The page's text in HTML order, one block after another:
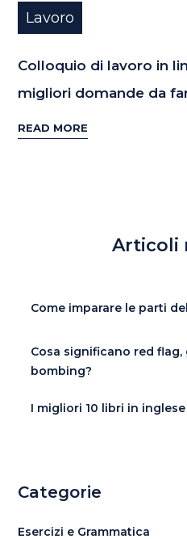
Lavoro
Colloquio di lavoro in
migliori domande da
READ MORE
Articoli
Come imparare le parti
Cosa significano red
bombing?
I migliori 10 libri in
Categorie
Esercizi e Grammatica